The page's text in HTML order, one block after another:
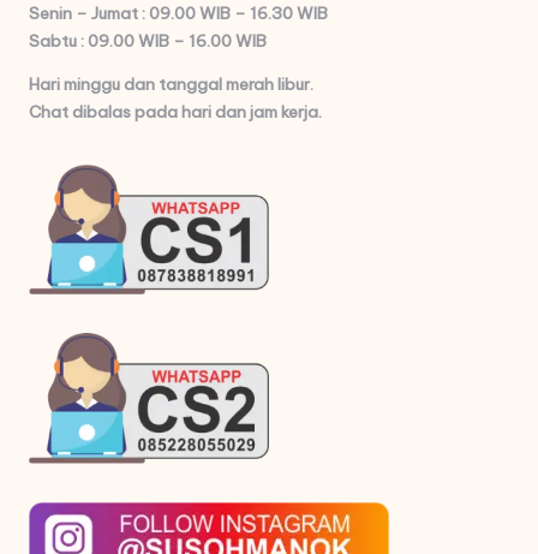
Senin – Jumat : 09.00 WIB – 16.30 WIB
Sabtu : 09.00 WIB – 16.00 WIB
Hari minggu dan tanggal merah libur.
Chat dibalas pada hari dan jam kerja.